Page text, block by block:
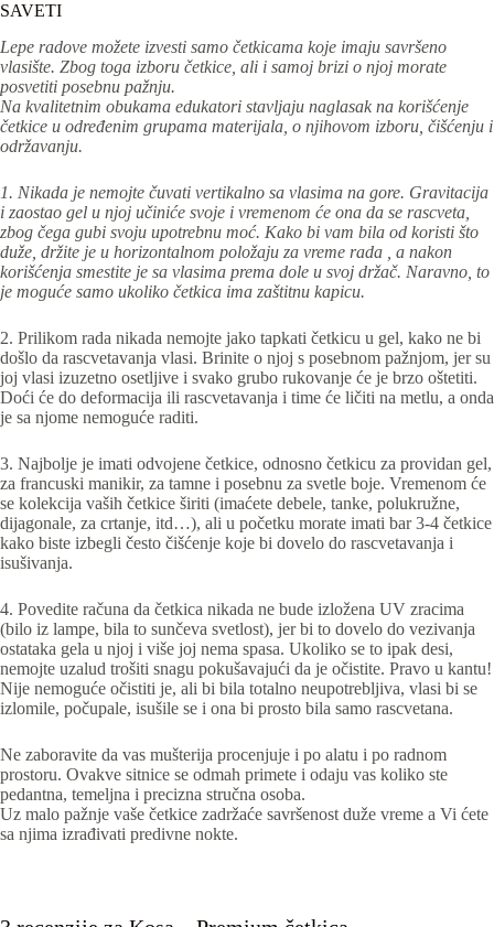
SAVETI
Lepe radove možete izvesti samo četkicama koje imaju savršeno
vlasište. Zbog toga izboru četkice, ali i samoj brizi o njoj morate
posvetiti posebnu pažnju.
Na kvalitetnim obukama edukatori stavljaju naglasak na korišćenje
četkice u određenim grupama materijala, o njihovom izboru, čišćenju i
održavanju.
1. Nikada je nemojte čuvati vertikalno sa vlasima na gore. Gravitacija
i zaostao gel u njoj učiniće svoje i vremenom će ona da se rascveta,
zbog čega gubi svoju upotrebnu moć. Kako bi vam bila od koristi što
duže, držite je u horizontalnom položaju za vreme rada , a nakon
korišćenja smestite je sa vlasima prema dole u svoj držač. Naravno, to
je moguće samo ukoliko četkica ima zaštitnu kapicu.
2. Prilikom rada nikada nemojte jako tapkati četkicu u gel, kako ne bi
došlo da rascvetavanja vlasi. Brinite o njoj s posebnom pažnjom, jer su
joj vlasi izuzetno osetljive i svako grubo rukovanje će je brzo oštetiti.
Doći će do deformacija ili rascvetavanja i time će ličiti na metlu, a onda
je sa njome nemoguće raditi.
3. Najbolje je imati odvojene četkice, odnosno četkicu za providan gel,
za francuski manikir, za tamne i posebnu za svetle boje. Vremenom će
se kolekcija vaših četkice širiti (imaćete debele, tanke, polukružne,
dijagonale, za crtanje, itd…), ali u početku morate imati bar 3-4 četkice
kako biste izbegli često čišćenje koje bi dovelo do rascvetavanja i
isušivanja.
4. Povedite računa da četkica nikada ne bude izložena UV zracima
(bilo iz lampe, bila to sunčeva svetlost), jer bi to dovelo do vezivanja
ostataka gela u njoj i više joj nema spasa. Ukoliko se to ipak desi,
nemojte uzalud trošiti snagu pokušavajući da je očistite. Pravo u kantu!
Nije nemoguće očistiti je, ali bi bila totalno neupotrebljiva, vlasi bi se
izlomile, počupale, isušile se i ona bi prosto bila samo rascvetana.
Ne zaboravite da vas mušterija procenjuje i po alatu i po radnom
prostoru. Ovakve sitnice se odmah primete i odaju vas koliko ste
pedantna, temeljna i precizna stručna osoba.
Uz malo pažnje vaše četkice zadržaće savršenost duže vreme a Vi ćete
sa njima izrađivati predivne nokte.